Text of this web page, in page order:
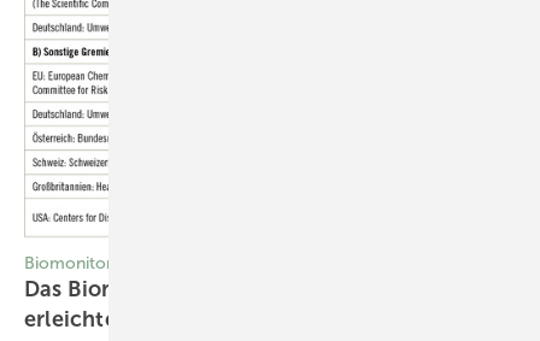
Biomonitoring
Das Biomonitoring-Auskunftssystem
erleichtert